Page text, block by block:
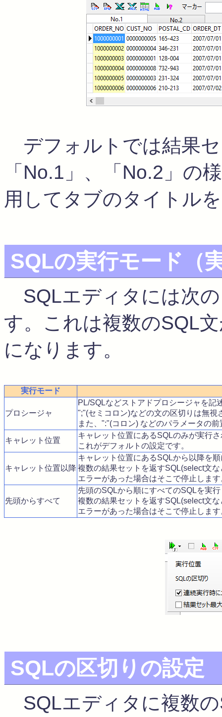
デフォルトでは結果
「No.1」、「No.2」の
用してタブのタイトル
SQLの実行モード（
SQLエディタには次
す。これは複数のSQL
になります。
実行モード
プロシージャ
PL/SQLなどストアドプロシージャを記
";"(セミコロン)などの文の区切りは無
また、":"(コロン) などのパラメータの
キャレット位置
キャレット位置にあるSQLのみが実行
これがデフォルトの設定です。
キャレット位置以降
キャレット位置にあるSQLから以降を
複数の結果セットを返すSQL(select文
エラーがあった場合はそこで停止します
先頭からすべて
先頭のSQLから順にすべてのSQLを実
複数の結果セットを返すSQL(select文
エラーがあった場合はそこで停止します
SQLの区切りの設定
SQLエディタに複数